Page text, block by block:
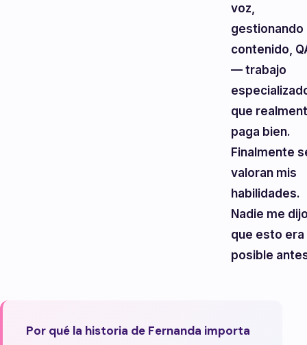
voz,
gestionando
contenido,
— trabajo
que
paga bien.
Finalmente
valoran mis
habilidades.
Nadie me
que esto era
posible
Por qué la historia de Fernanda importa